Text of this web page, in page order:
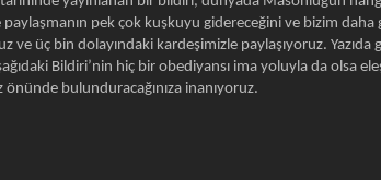
pek çok kuşkuyu gidereceğini ve bizim daha
ve üç bin dolayındaki kardeşimizle paylaşıyoruz.
Bildiri’nin hiç bir obediyansı ima yoluyla da olsa
önünde bulunduracağınıza inanıyoruz.